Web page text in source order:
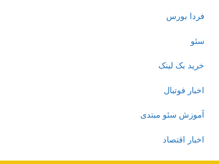
فردا بورس
سئو
خرید بک لینک
اخبار فوتبال
آموزش سئو مبتدی
اخبار اقتصاد